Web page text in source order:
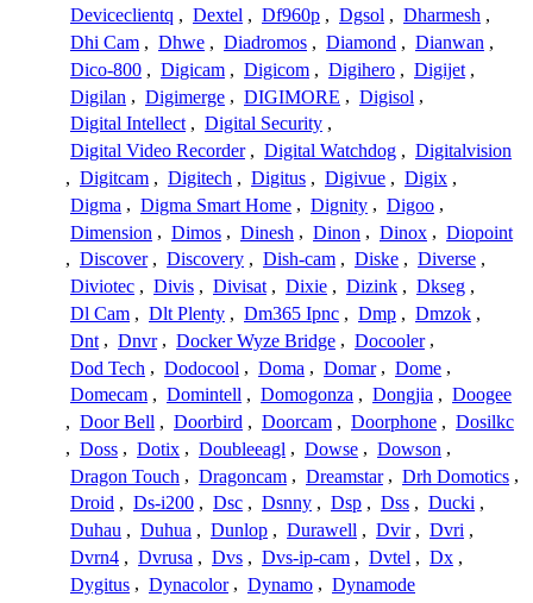
Deviceclientq , Dextel , Df960p , Dgsol , Dharmesh ,
Dhi Cam , Dhwe , Diadromos , Diamond , Dianwan ,
Dico-800 , Digicam , Digicom , Digihero , Digijet ,
Digilan , Digimerge , DIGIMORE , Digisol ,
Digital Intellect , Digital Security ,
Digital Video Recorder , Digital Watchdog , Digitalvision
, Digitcam , Digitech , Digitus , Digivue , Digix ,
Digma , Digma Smart Home , Dignity , Digoo ,
Dimension , Dimos , Dinesh , Dinon , Dinox , Diopoint
, Discover , Discovery , Dish-cam , Diske , Diverse ,
Diviotec , Divis , Divisat , Dixie , Dizink , Dkseg ,
Dl Cam , Dlt Plenty , Dm365 Ipnc , Dmp , Dmzok ,
Dnt , Dnvr , Docker Wyze Bridge , Docooler ,
Dod Tech , Dodocool , Doma , Domar , Dome ,
Domecam , Domintell , Domogonza , Dongjia , Doogee
, Door Bell , Doorbird , Doorcam , Doorphone , Dosilkc
, Doss , Dotix , Doubleeagl , Dowse , Dowson ,
Dragon Touch , Dragoncam , Dreamstar , Drh Domotics ,
Droid , Ds-i200 , Dsc , Dsnny , Dsp , Dss , Ducki ,
Duhau , Duhua , Dunlop , Durawell , Dvir , Dvri ,
Dvrn4 , Dvrusa , Dvs , Dvs-ip-cam , Dvtel , Dx ,
Dygitus , Dynacolor , Dynamo , Dynamode